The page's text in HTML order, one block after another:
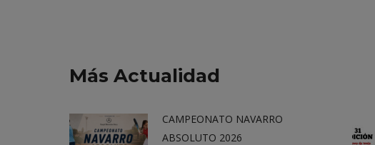
Más Actualidad
CAMPEONATO NAVARRO
ABSOLUTO 2026